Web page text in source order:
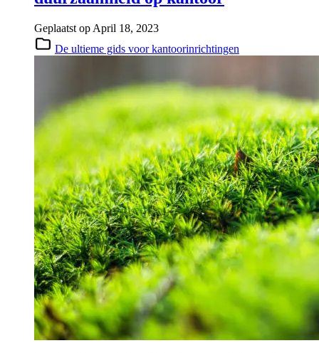
Geplaatst op April 18, 2023
De ultieme gids voor kantoorinrichtingen